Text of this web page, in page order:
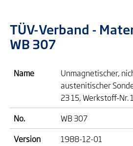
TÜV-Verband -
WB 307
Name
Unmagnetischer,
austenitischer
23 15, Werkstoff-Nr.
No.
WB 307
Version
1988-12-01